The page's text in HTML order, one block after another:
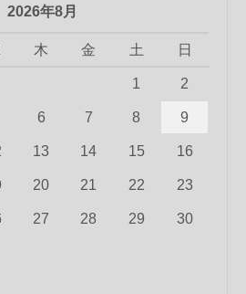
2026年8月
木 金 土 日
1 2
6 7 8 9
13 14 15 16
20 21 22 23
27 28 29 30